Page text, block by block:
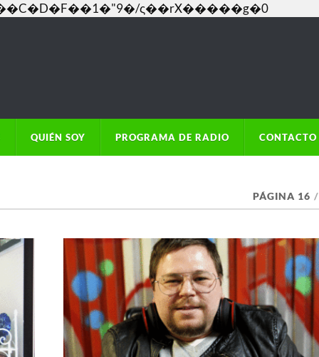
ς��rX�����g�0
QUIÉN SOY PROGRAMA DE RADIO CONTACTO
PÁGINA 16 /